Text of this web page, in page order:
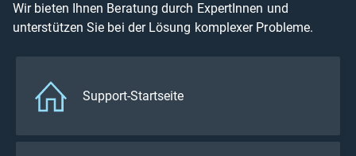
Wir bieten Ihnen Beratung durch ExpertInnen und
unterstützen Sie bei der Lösung komplexer Probleme.
Support-Startseite